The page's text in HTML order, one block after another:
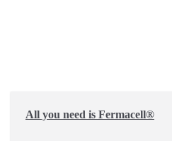
All you need is Fermacell®